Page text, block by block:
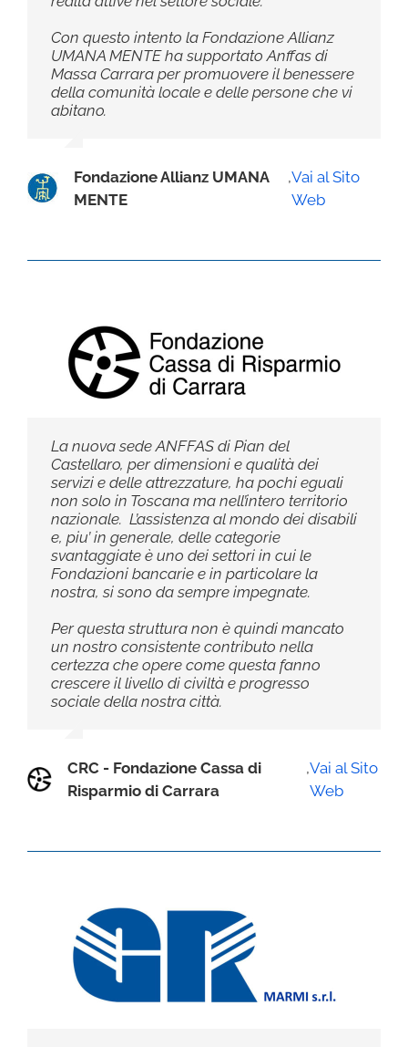
Con questo intento la Fondazione Allianz
UMANA MENTE ha supportato Anffas di
Massa Carrara per promuovere il benessere
della comunità locale e delle persone che vi
abitano.
Fondazione Allianz UMANA
MENTE
,Vai al Sito
Web
La nuova sede ANFFAS di Pian del
Castellaro, per dimensioni e qualità dei
servizi e delle attrezzature, ha pochi eguali
non solo in Toscana ma nell’intero territorio
nazionale. L’assistenza al mondo dei disabili
e, piu’ in generale, delle categorie
svantaggiate è uno dei settori in cui le
Fondazioni bancarie e in particolare la
nostra, si sono da sempre impegnate.
Per questa struttura non è quindi mancato
un nostro consistente contributo nella
certezza che opere come questa fanno
crescere il livello di civiltà e progresso
sociale della nostra città.
CRC - Fondazione Cassa di
Risparmio di Carrara
,Vai al Sito
Web